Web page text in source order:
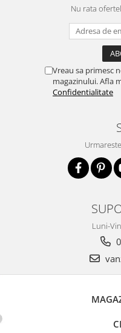
Nu rata
Vreau sa primesc
magazinului. Afla
Confidentialitate
Luni-